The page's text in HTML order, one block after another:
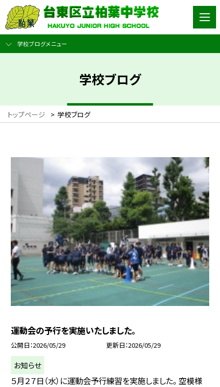
学校ブログメニュー
学校ブログ
トップページ > 学校ブログ
運動会の予行を実施いたしました。
公開日 2026/05/29 更新日 2026/05/29
お知らせ
５月２７日（水）に運動会予行練習を実施しました。 空模様